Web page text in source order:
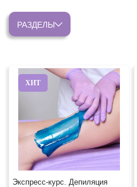
РАЗДЕЛЫ
ХИТ
Экспресс-курс. Депиляция